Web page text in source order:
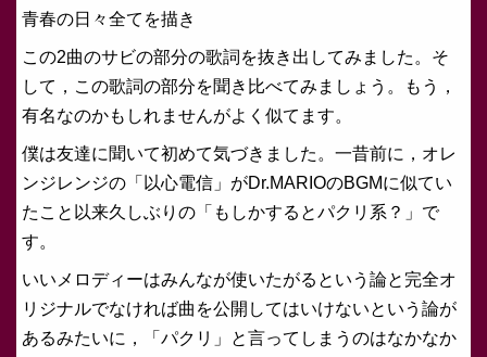
青春の日々全てを描き
この2曲のサビの部分の歌詞を抜き出してみました。そ
して，この歌詞の部分を聞き比べてみましょう。もう，
有名なのかもしれませんがよく似てます。
僕は友達に聞いて初めて気づきました。一昔前に，オレ
ンジレンジの「以心電信」がDr.MARIOのBGMに似てい
たこと以来久しぶりの「もしかするとパクリ系？」で
す。
いいメロディーはみんなが使いたがるという論と完全オ
リジナルでなければ曲を公開してはいけないという論が
あるみたいに，「パクリ」と言ってしまうのはなかなか